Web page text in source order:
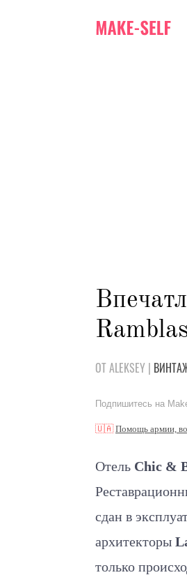
Ramblas
ОТ ALEKSEY |
Подпишитесь на
🇺🇦Помощь армии,
Отель Chic &
сдан в
архитекторы
только